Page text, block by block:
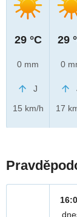
29 °C
0 mm
J
15 km/h
29
0
17